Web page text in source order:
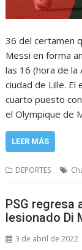
36 del certamen
Messi en forma
las 16 (hora de
ciudad de Lille. El
cuarto puesto
el Olympique de
LEER MÁS
DEPORTES
PSG regresa
lesionado Di
3 de abril de 2022